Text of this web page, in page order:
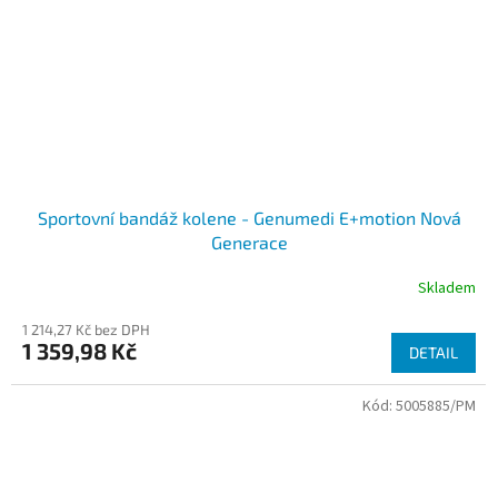
Sportovní bandáž kolene - Genumedi E+motion Nová
Generace
Skladem
1 214,27 Kč bez DPH
1 359,98 Kč DETAIL
Kód: 5005885/PM